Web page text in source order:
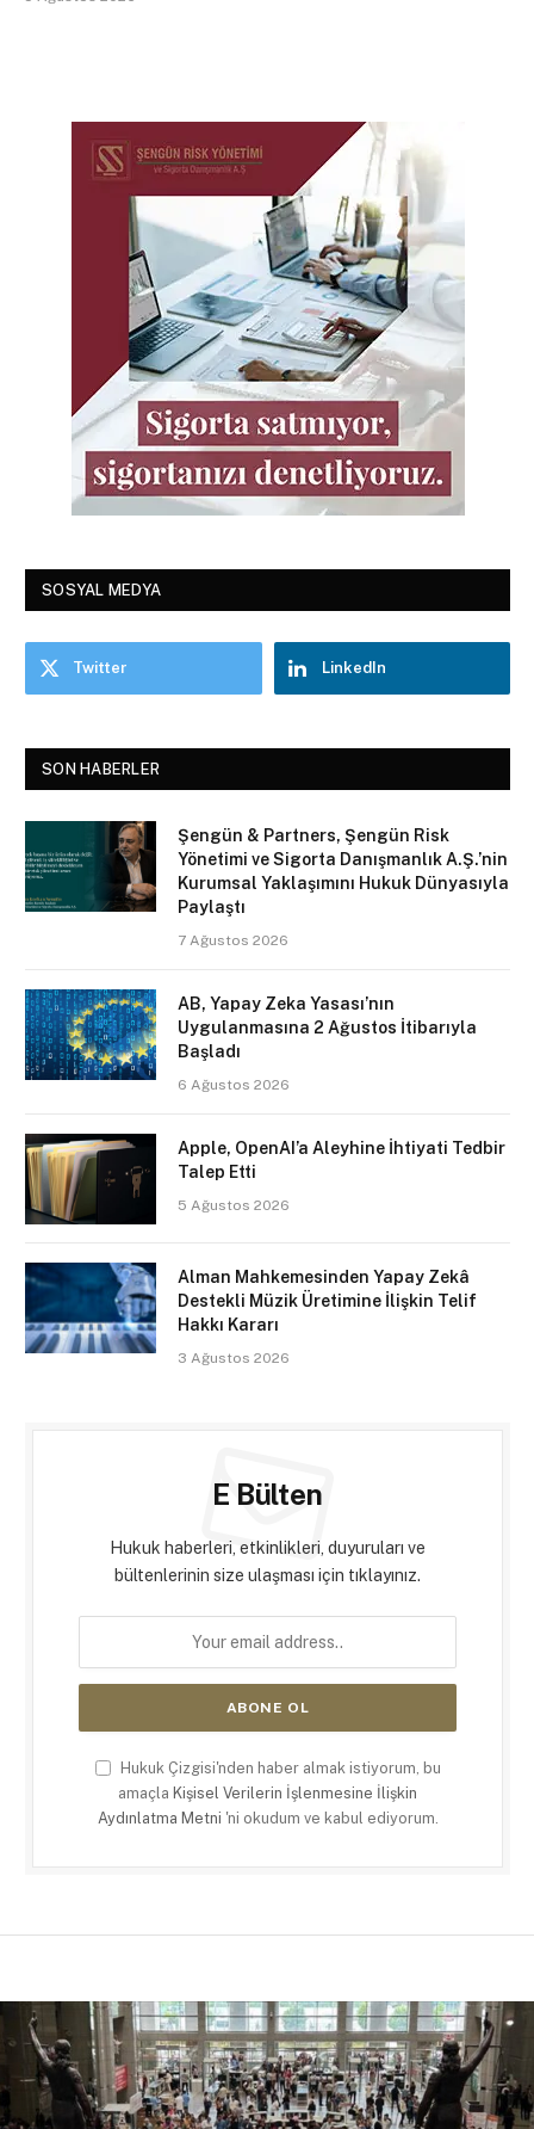
SOSYAL MEDYA
Twitter LinkedIn
SON HABERLER
Şengün & Partners, Şengün Risk
Yönetimi ve Sigorta Danışmanlık A.Ş.’nin
Kurumsal Yaklaşımını Hukuk Dünyasıyla
Paylaştı
7 Ağustos 2026
AB, Yapay Zeka Yasası’nın
Uygulanmasına 2 Ağustos İtibarıyla
Başladı
6 Ağustos 2026
Apple, OpenAI’a Aleyhine İhtiyati Tedbir
Talep Etti
5 Ağustos 2026
Alman Mahkemesinden Yapay Zekâ
Destekli Müzik Üretimine İlişkin Telif
Hakkı Kararı
3 Ağustos 2026
E Bülten
Hukuk haberleri, etkinlikleri, duyuruları ve
bültenlerinin size ulaşması için tıklayınız.
Hukuk Çizgisi'nden haber almak istiyorum, bu
amaçla Kişisel Verilerin İşlenmesine İlişkin
Aydınlatma Metni 'ni okudum ve kabul ediyorum.